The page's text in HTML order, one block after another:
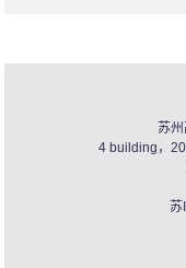
苏
4 building，
苏